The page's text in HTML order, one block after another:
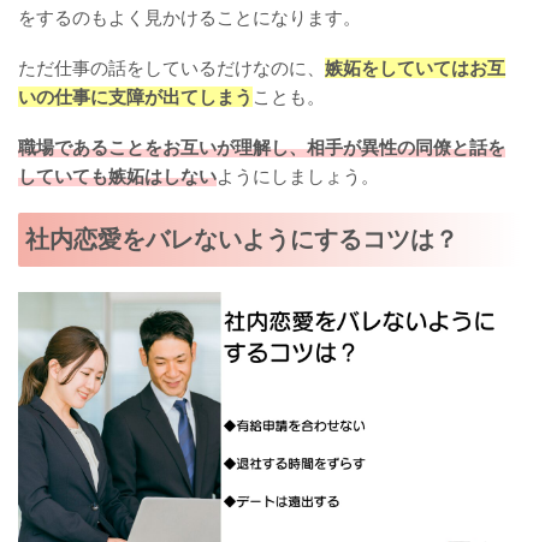
をするのもよく見かけることになります。
ただ仕事の話をしているだけなのに、 嫉妬をしていてはお互
いの仕事に支障が出てしまう ことも。
職場であることをお互いが理解し、相手が異性の同僚と話を
していても嫉妬はしないようにしましょう。
社内恋愛をバレないようにするコツは？